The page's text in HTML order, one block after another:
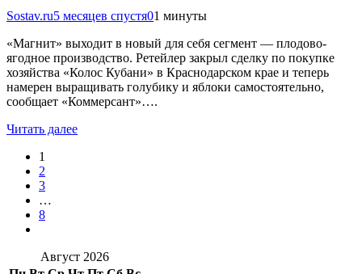
Sostav.ru5 месяцев спустя01 минуты
«Магнит» выходит в новый для себя сегмент — плодово-
ягодное производство. Ретейлер закрыл сделку по покупке
хозяйства «Колос Кубани» в Краснодарском крае и теперь
намерен выращивать голубику и яблоки самостоятельно,
сообщает «Коммерсант»….
Читать далее
1
2
3
…
8
Август 2026